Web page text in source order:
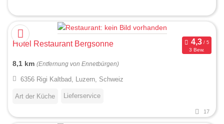
Hotel Restaurant Bergsonne
3 Bew.
8,1 km (Entfernung von Ennetbürgen)
6356 Rigi Kaltbad, Luzern, Schweiz
Art der Küche Lieferservice
17